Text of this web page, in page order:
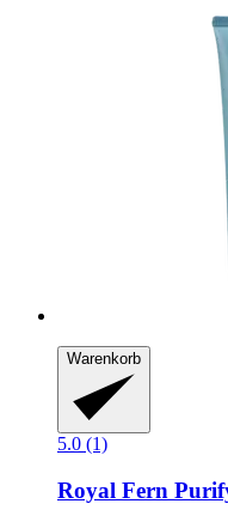
Warenkorb
5.0 (1)
Royal Fern